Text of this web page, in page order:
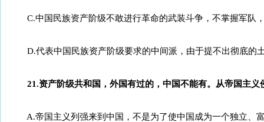
C.中国民族资产阶级不敢进行革命的武装斗争，不掌握军队
D.代表中国民族资产阶级要求的中间派，由于提不出彻底的
21.资产阶级共和国，外国有过的，中国不能有。从帝国主义
A.帝国主义列强来到中国，不是为了使中国成为一个独立、